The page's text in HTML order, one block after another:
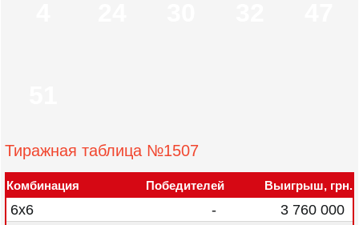
Тиражная таблица №1507
Комбинация Победителей Выигрыш, грн.
6x6 -
3 760 000